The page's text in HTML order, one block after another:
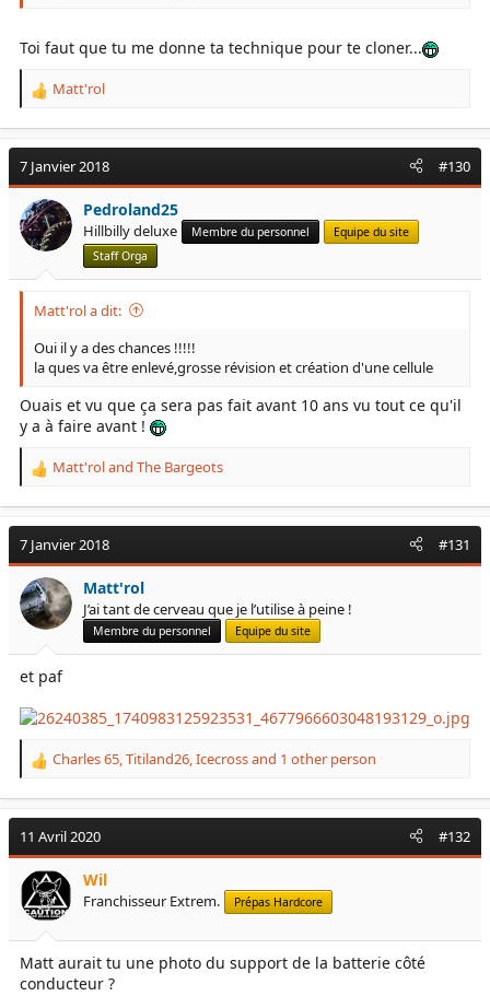
Toi faut que tu me donne ta technique pour te cloner...
R
t
o
n
s
Matt'rol
7 Janvier 2018 #130
Pedroland25
Hillbilly deluxe Membre du personnel
Equipe du site
Staff Orga
Matt'rol a dit:
Oui il y a des chances !!!!!
la ques va être enlevé,grosse révision et création d'une cellule
Ouais et vu que ça sera pas fait avant 10 ans vu tout ce qu'il
y a à faire avant !
R
t
o
n
s
:
Matt'roland The Bargeots
7 Janvier 2018 #131
Matt'rol
J’ai tant de cerveau que je l’utilise à peine !
Membre du personnel Equipe du site
et paf
R
t
o
n
s
:
Charles 65,Titiland26,Icecrossand 1 other person
11 Avril 2020 #132
Wil
Franchisseur Extrem. Prépas Hardcore
Matt aurait tu une photo du support de la batterie côté
conducteur ?